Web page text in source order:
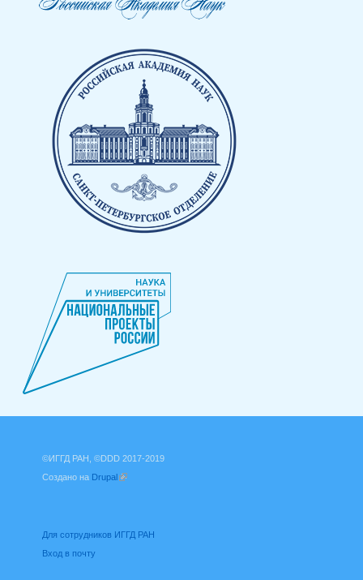
©ИГГД РАН, ©DDD 2017-2019
Создано на Drupal
Для сотрудников ИГГД РАН
Вход в почту